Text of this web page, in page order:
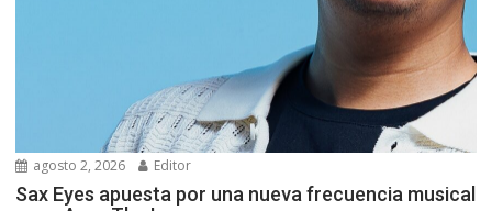
agosto 2, 2026 Editor
Sax Eyes apuesta por una nueva frecuencia musical